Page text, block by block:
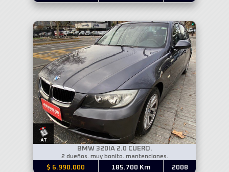
BMW 320IA 2.0 CUERO.
2 dueños. muy bonito. mantenciones.
$ 6.990.000 185.700 Km 2008